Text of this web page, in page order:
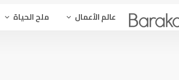
عالم الأعمال ملح الحياة